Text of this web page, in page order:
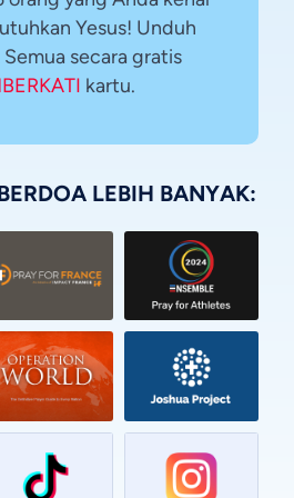
Yesus! Unduh
secara gratis
kartu.
LEBIH BANYAK:
Tamil
Telugu
Urdu
Vietnamese